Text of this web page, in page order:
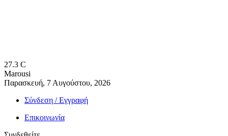
27.3 C
Marousi
Παρασκευή, 7 Αυγούστου, 2026
Σύνδεση / Εγγραφή
Επικοινωνία